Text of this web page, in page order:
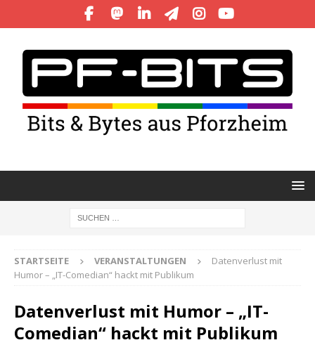
STARTSEITE VERANSTALTUNGEN
Datenverlust mit
Humor – „IT-Comedian“ hackt mit Publikum
Datenverlust mit Humor – „IT-
Comedian“ hackt mit Publikum